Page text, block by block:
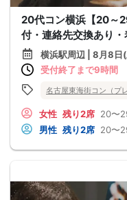
20代コン横浜【20～
付・連絡先交換あり
横浜駅周辺 | 8月8日
受付終了まで9時間
名古屋東海街コン（プ
女性 残り2席 20〜
男性 残り2席 20〜